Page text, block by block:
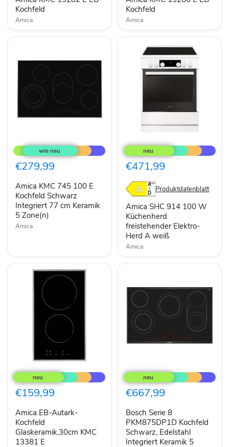
Kochfeld
Amica
Kochfeld
Amica
KMC
745
100
E
Schwarz
Integriert
77
cm
Keramik
5
€279,99
Amica KMC 745 100 E
Kochfeld Schwarz
Integriert 77 cm Keramik
5 Zone(n)
Amica
SHC
914
100
W
Küchenherd
freistehender
Elektro-
Herd
A
weiß
€471,99
Produktdatenblatt
Amica SHC 914 100 W
Küchenherd
freistehender Elektro-
Herd A weiß
Amica
EB-
Autark-
Kochfeld
Glaskeramik,30cm
13381
E
€159,99
Amica EB-Autark-
Kochfeld
Glaskeramik,30cm KMC
13381 E
Serie
8
PKM875DP1D
Kochfeld
Edelstahl
Integriert
Keramik
5
€667,99
Bosch Serie 8
PKM875DP1D Kochfeld
Schwarz, Edelstahl
Integriert Keramik 5